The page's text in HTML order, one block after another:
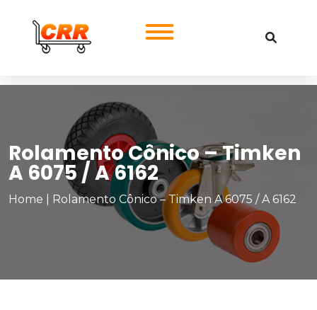
Rolamento Cônico – Timken
A 6075 / A 6162
Home Rolamento Cônico – Timken A 6075 / A 6162